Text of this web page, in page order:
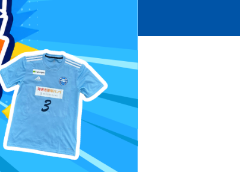
ゼルビアアシスト協賛企業一覧
ゼルナビ
ゼル塾
ＦＣ町田ゼルビアスポーツクラブ
ＦＣ町田ゼルビアアカデミー
ゼルビアフットサルパーク